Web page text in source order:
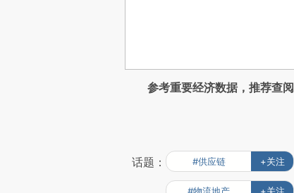
参考重要经济数据，推荐查阅
话题： #供应链 +关注